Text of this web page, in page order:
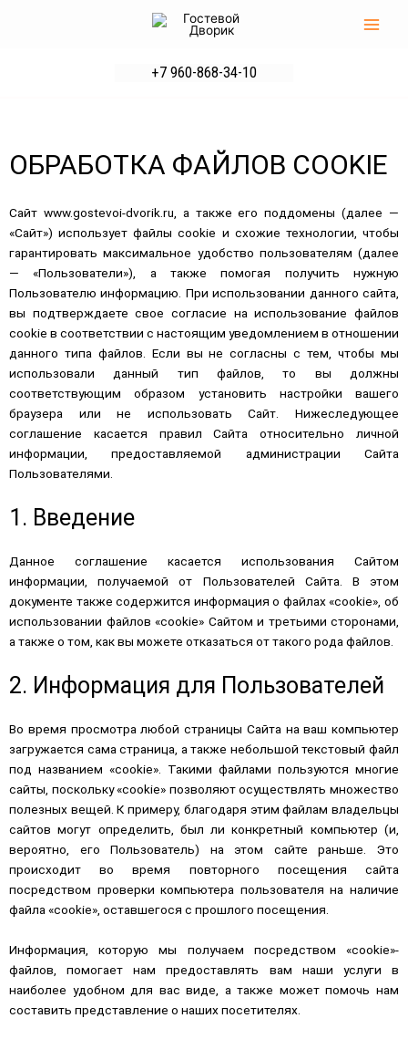
Main
+7 960-868-34-10
ОБРАБОТКА ФАЙЛОВ COOKIE
Сайт www.gostevoi-dvorik.ru, а также его поддомены (далее —
«Сайт») использует файлы cookie и схожие технологии, чтобы
гарантировать максимальное удобство пользователям (далее
— «Пользователи»), а также помогая получить нужную
Пользователю информацию. При использовании данного сайта,
вы подтверждаете свое согласие на использование файлов
cookie в соответствии с настоящим уведомлением в отношении
данного типа файлов. Если вы не согласны с тем, чтобы мы
использовали данный тип файлов, то вы должны
соответствующим образом установить настройки вашего
браузера или не использовать Сайт. Нижеследующее
соглашение касается правил Сайта относительно личной
информации, предоставляемой администрации Сайта
Пользователями.
1. Введение
Данное соглашение касается использования Сайтом
информации, получаемой от Пользователей Сайта. В этом
документе также содержится информация о файлах «cookie», об
использовании файлов «cookie» Сайтом и третьими сторонами,
а также о том, как вы можете отказаться от такого рода файлов.
2. Информация для Пользователей
Во время просмотра любой страницы Сайта на ваш компьютер
загружается сама страница, а также небольшой текстовый файл
под названием «cookie». Такими файлами пользуются многие
сайты, поскольку «cookie» позволяют осуществлять множество
полезных вещей. К примеру, благодаря этим файлам владельцы
сайтов могут определить, был ли конкретный компьютер (и,
вероятно, его Пользователь) на этом сайте раньше. Это
происходит во время повторного посещения сайта
посредством проверки компьютера пользователя на наличие
файла «cookie», оставшегося с прошлого посещения.
Информация, которую мы получаем посредством «cookie»-
файлов, помогает нам предоставлять вам наши услуги в
наиболее удобном для вас виде, а также может помочь нам
составить представление о наших посетителях.